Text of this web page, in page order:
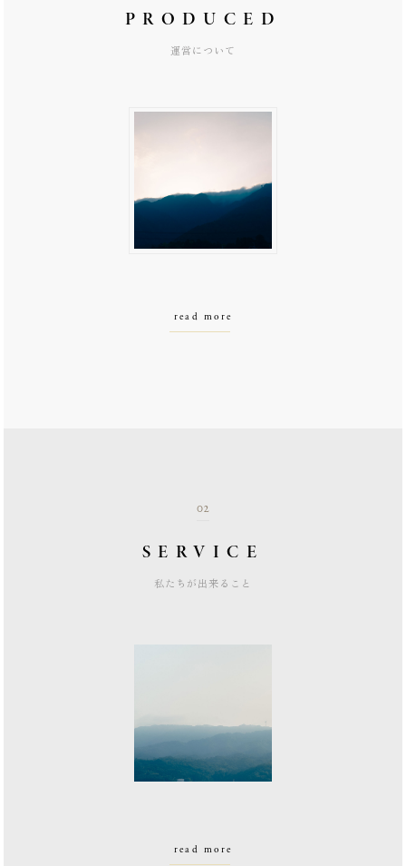
PRODUCED
運営について
read more
02
SERVICE
私たちが出来ること
read more